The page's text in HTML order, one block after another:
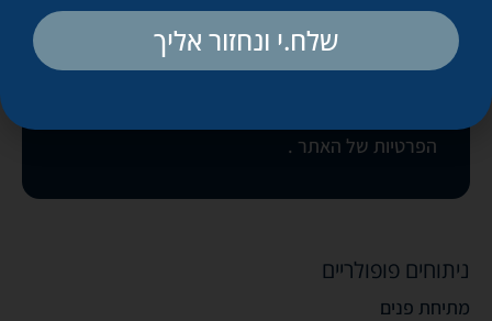
הפרטיות של האתר .
בואו נקבע פגישה
ניתוחים פופולריים
מתיחת פנים
שלח.י ונחזור אליך